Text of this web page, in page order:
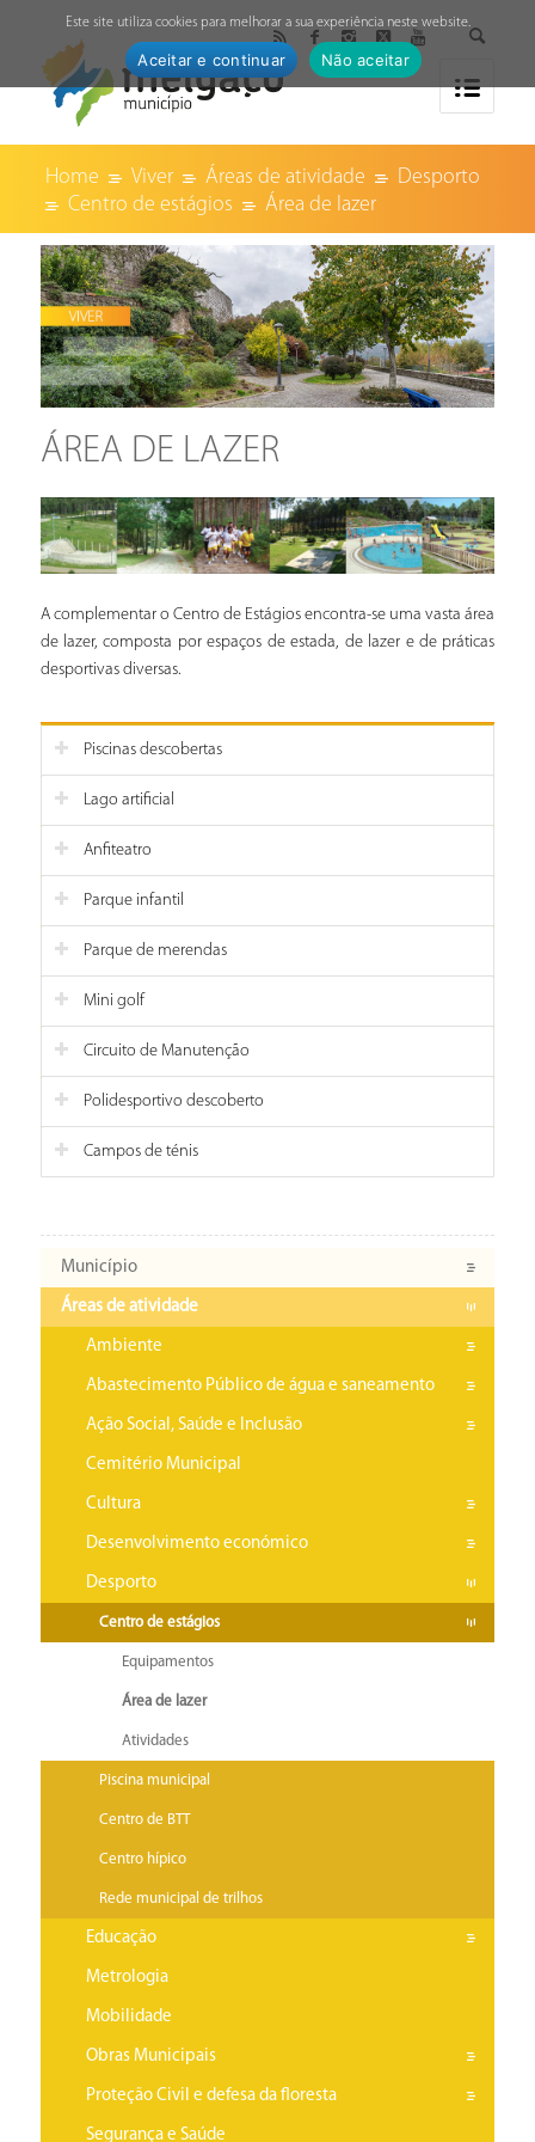
Home Viver Áreas de atividade
Desporto
Centro de estágios
Área de lazer
ÁREA DE LAZER
A complementar o Centro de Estágios encontra-se uma vasta área
de lazer, composta por espaços de estada, de lazer e de práticas
desportivas diversas.
Piscinas descobertas
Lago artificial
Anfiteatro
Parque infantil
Parque de merendas
Mini golf
Circuito de Manutenção
Polidesportivo descoberto
Campos de ténis
Município
Áreas de atividade
Ambiente
Abastecimento Público de água e saneamento
Ação Social, Saúde e Inclusão
Cemitério Municipal
Cultura
Desenvolvimento económico
Desporto
Centro de estágios
Equipamentos
Área de lazer
Atividades
Piscina municipal
Centro de BTT
Centro hípico
Rede municipal de trilhos
Educação
Metrologia
Mobilidade
Obras Municipais
Proteção Civil e defesa da floresta
Segurança e Saúde
Este site utiliza cookies para melhorar a sua experiência neste website.
Aceitar e continuar Não aceitar